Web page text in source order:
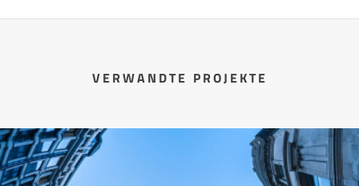
VERWANDTE PROJEKTE